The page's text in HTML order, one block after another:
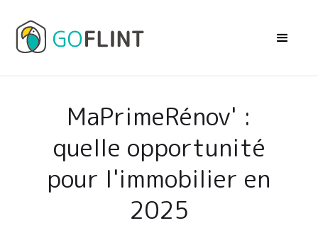
MaPrimeRénov' :
quelle opportunité
pour l'immobilier en
2025